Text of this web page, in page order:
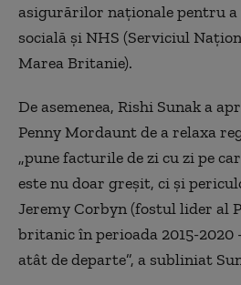
asigurărilor naționale pentru
socială și NHS (Serviciul
Marea Britanie).
De asemenea, Rishi Sunak a
Penny Mordaunt de a relaxa
„pune facturile de zi cu zi pe
este nu doar greşit, ci şi
Jeremy Corbyn (fostul lider al
britanic în perioada 2015-2020
atât de departe”, a subliniat